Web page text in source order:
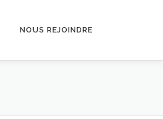
NOUS REJOINDRE